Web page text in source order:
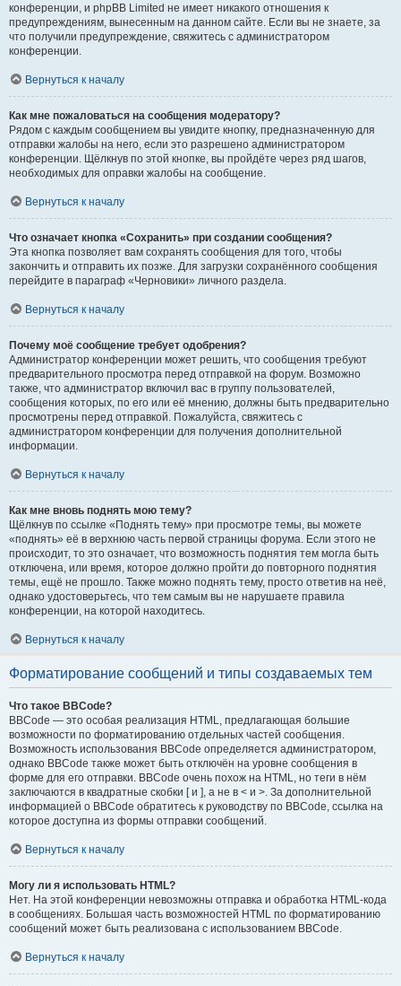
конференции, и phpBB Limited не имеет никакого отношения к
предупреждениям, вынесенным на данном сайте. Если вы не знаете, за
что получили предупреждение, свяжитесь с администратором
конференции.
Вернуться к началу
Как мне пожаловаться на сообщения модератору?
Рядом с каждым сообщением вы увидите кнопку, предназначенную для
отправки жалобы на него, если это разрешено администратором
конференции. Щёлкнув по этой кнопке, вы пройдёте через ряд шагов,
необходимых для оправки жалобы на сообщение.
Вернуться к началу
Что означает кнопка «Сохранить» при создании сообщения?
Эта кнопка позволяет вам сохранять сообщения для того, чтобы
закончить и отправить их позже. Для загрузки сохранённого сообщения
перейдите в параграф «Черновики» личного раздела.
Вернуться к началу
Почему моё сообщение требует одобрения?
Администратор конференции может решить, что сообщения требуют
предварительного просмотра перед отправкой на форум. Возможно
также, что администратор включил вас в группу пользователей,
сообщения которых, по его или её мнению, должны быть предварительно
просмотрены перед отправкой. Пожалуйста, свяжитесь с
администратором конференции для получения дополнительной
информации.
Вернуться к началу
Как мне вновь поднять мою тему?
Щёлкнув по ссылке «Поднять тему» при просмотре темы, вы можете
«поднять» её в верхнюю часть первой страницы форума. Если этого не
происходит, то это означает, что возможность поднятия тем могла быть
отключена, или время, которое должно пройти до повторного поднятия
темы, ещё не прошло. Также можно поднять тему, просто ответив на неё,
однако удостоверьтесь, что тем самым вы не нарушаете правила
конференции, на которой находитесь.
Вернуться к началу
Форматирование сообщений и типы создаваемых тем
Что такое BBCode?
BBCode — это особая реализация HTML, предлагающая большие
возможности по форматированию отдельных частей сообщения.
Возможность использования BBCode определяется администратором,
однако BBCode также может быть отключён на уровне сообщения в
форме для его отправки. BBCode очень похож на HTML, но теги в нём
заключаются в квадратные скобки [ и ], а не в < и >. За дополнительной
информацией о BBCode обратитесь к руководству по BBCode, ссылка на
которое доступна из формы отправки сообщений.
Вернуться к началу
Могу ли я использовать HTML?
Нет. На этой конференции невозможны отправка и обработка HTML-кода
в сообщениях. Большая часть возможностей HTML по форматированию
сообщений может быть реализована с использованием BBCode.
Вернуться к началу